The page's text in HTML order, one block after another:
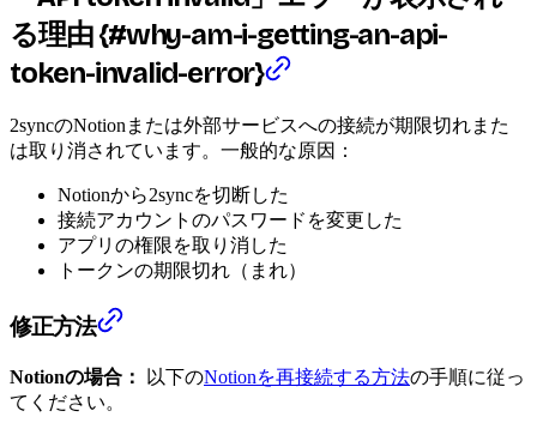
る理由 {#why-am-i-getting-an-api-
token-invalid-error}
2syncのNotionまたは外部サービスへの接続が期限切れまた
は取り消されています。一般的な原因：
Notionから2syncを切断した
接続アカウントのパスワードを変更した
アプリの権限を取り消した
トークンの期限切れ（まれ）
修正方法
Notionの場合： 以下のNotionを再接続する方法の手順に従っ
てください。